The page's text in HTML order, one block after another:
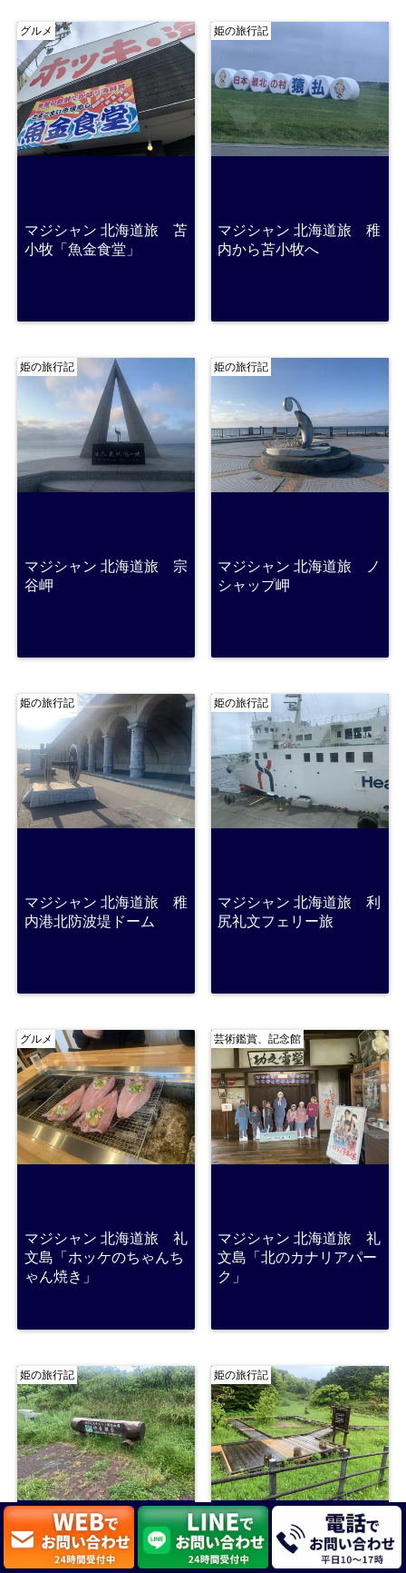
グルメ
マジシャン 北海道旅 苫
小牧「魚金食堂」
姫の旅行記
マジシャン 北海道旅 稚
内から苫小牧へ
姫の旅行記
マジシャン 北海道旅 宗
谷岬
姫の旅行記
マジシャン 北海道旅 ノ
シャップ岬
姫の旅行記
マジシャン 北海道旅 稚
内港北防波堤ドーム
姫の旅行記
マジシャン 北海道旅 利
尻礼文フェリー旅
グルメ
マジシャン 北海道旅 礼
文島「ホッケのちゃんち
ゃん焼き」
芸術鑑賞、記念館
マジシャン 北海道旅 礼
文島「北のカナリアパー
ク」
姫の旅行記 姫の旅行記